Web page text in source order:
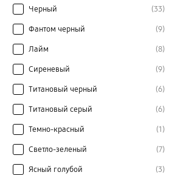
Черный (33)
Фантом черный (9)
Лайм (8)
Сиреневый (9)
Титановый черный (6)
Титановый серый (6)
Темно-красный (1)
Светло-зеленый (7)
Ясный голубой (3)